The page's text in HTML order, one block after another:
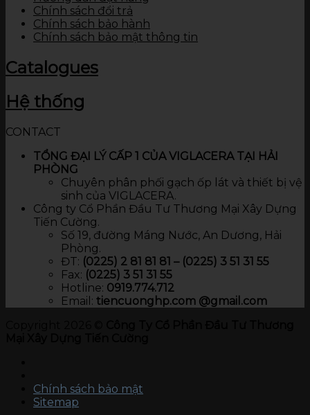
Chính sách đổi trả
Chính sách bảo hành
Chính sách bảo mật thông tin
Catalogues
Hệ thống
CONTACT
TỔNG ĐẠI LÝ CẤP 1 CỦA VIGLACERA TẠI HẢI
PHÒNG
Chuyên phân phối gạch ốp lát và thiết bị vệ
sinh của VIGLACERA.
Công ty Cổ Phần Đầu Tư Thương Mại Xây Dựng
Tiến Cường.
Số 19, đường Máng Nước, An Dương, Hải
Phòng.
ĐT: (0225) 2 81 81 81 – (0225) 3 51 31 55
Fax: (0225) 3 51 31 55
Hotline: 0919.774.712​
Email: tiencuonghp.com @gmail.com
Chính sách bảo mật
Sitemap